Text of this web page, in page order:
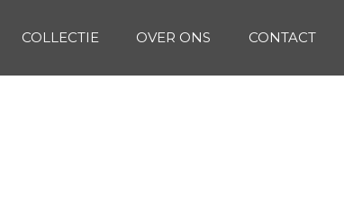
COLLECTIE OVER ONS CONTACT